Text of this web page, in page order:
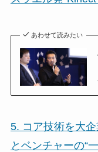
あわせて読みたい
5. コア技術を大
とベンチャーの“